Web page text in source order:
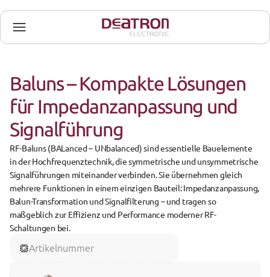
Baluns – Kompakte Lösungen
für Impedanzanpassung und
Signalführung
RF-Baluns (BALanced – UNbalanced) sind essentielle Bauelemente
in der Hochfrequenztechnik, die symmetrische und unsymmetrische
Signalführungen miteinander verbinden. Sie übernehmen gleich
mehrere Funktionen in einem einzigen Bauteil: Impedanzanpassung
Balun-Transformation und Signalfilterung – und tragen so
maßgeblich zur Effizienz und Performance moderner RF-
Schaltungen bei.
Artikelnummer